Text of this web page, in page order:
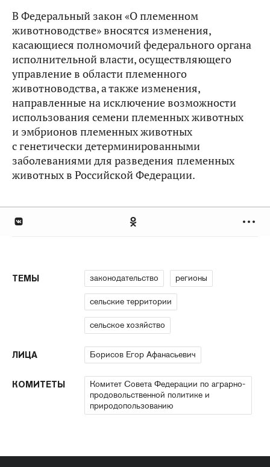
В Федеральный закон «О племенном
животноводстве» вносятся изменения,
касающиеся полномочий федерального органа
исполнительной власти, осуществляющего
управление в области племенного
животноводства, а также изменения,
направленные на исключение возможности
использования семени племенных животных
и эмбрионов племенных животных
с генетически детерминированными
заболеваниями для разведения племенных
животных в Российской Федерации.
ТЕМЫ законодательство регионы
сельские территории
сельское хозяйство
ЛИЦА Борисов Егор Афанасьевич
КОМИТЕТЫ
Комитет Совета Федерации по аграрно-
продовольственной политике и
природопользованию